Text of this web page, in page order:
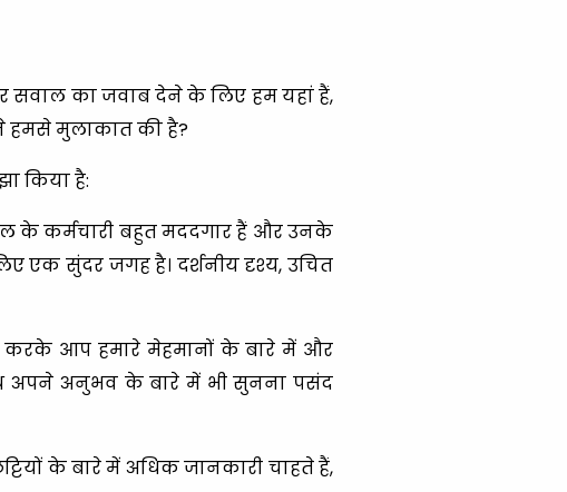
सवाल का जवाब देने के लिए हम यहां हैं,
हमसे मुलाकात की है?
किया है:
के कर्मचारी बहुत मददगार हैं और उनके
एक सुंदर जगह है। दर्शनीय दृश्य, उचित
करके आप हमारे मेहमानों के बारे में और
अनुभव के बारे में भी सुनना पसंद
के बारे में अधिक जानकारी चाहते हैं,